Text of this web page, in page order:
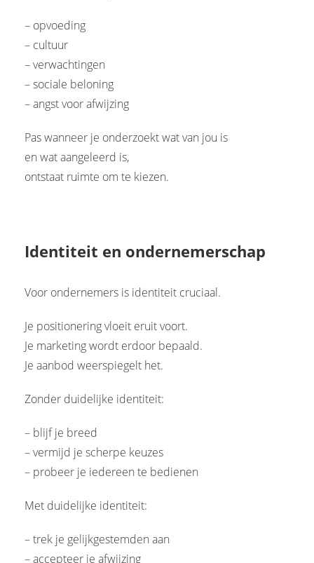
– opvoeding
– cultuur
– verwachtingen
– sociale beloning
– angst voor afwijzing
Pas wanneer je onderzoekt wat van jou is
en wat aangeleerd is,
ontstaat ruimte om te kiezen.
Identiteit en ondernemerschap
Voor ondernemers is identiteit cruciaal.
Je positionering vloeit eruit voort.
Je marketing wordt erdoor bepaald.
Je aanbod weerspiegelt het.
Zonder duidelijke identiteit:
– blijf je breed
– vermijd je scherpe keuzes
– probeer je iedereen te bedienen
Met duidelijke identiteit:
– trek je gelijkgestemden aan
– accepteer je afwijzing